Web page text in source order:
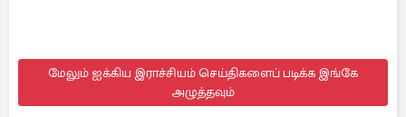
மேலும் ஐக்கிய இராச்சியம் செய்திகளைப் படிக்க இங்கே
அழுத்தவும்